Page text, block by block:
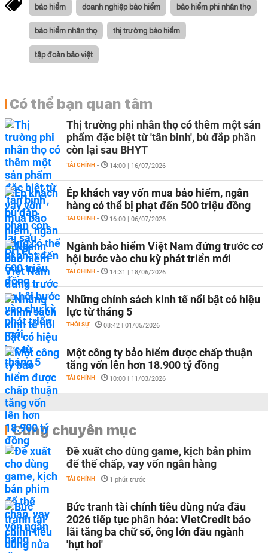
bảo hiểm doanh nghiệp bảo hiểm bảo hiểm phi nhân thọ
bảo hiểm nhân thọ thị trường bảo hiểm
tập đoàn bảo việt
Có thể bạn quan tâm
Thị trường phi nhân thọ có thêm một sản
phẩm đặc biệt từ 'tân binh', bù đắp phần
còn lại sau BHYT
TÀI CHÍNH - 14:00 | 16/07/2026
Ép khách vay vốn mua bảo hiểm, ngân
hàng có thể bị phạt đến 500 triệu đồng
TÀI CHÍNH - 16:00 | 06/07/2026
Ngành bảo hiểm Việt Nam đứng trước cơ
hội bước vào chu kỳ phát triển mới
TÀI CHÍNH - 14:31 | 18/06/2026
Những chính sách kinh tế nổi bật có hiệu
lực từ tháng 5
THỜI SỰ - 08:42 | 01/05/2026
Một công ty bảo hiểm được chấp thuận
tăng vốn lên hơn 18.900 tỷ đồng
TÀI CHÍNH - 10:00 | 11/03/2026
Cùng chuyên mục
Đề xuất cho dùng game, kịch bản phim
để thế chấp, vay vốn ngân hàng
TÀI CHÍNH - 1 phút trước
Bức tranh tài chính tiêu dùng nửa đầu
2026 tiếp tục phân hóa: VietCredit báo
lãi tăng ba chữ số, ông lớn đầu ngành
'hụt hơi'